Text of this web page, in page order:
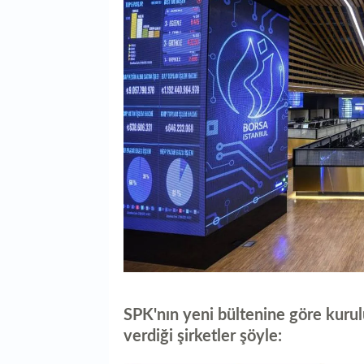
SPK'nın yeni bültenine göre
verdiği şirketler şöyle: